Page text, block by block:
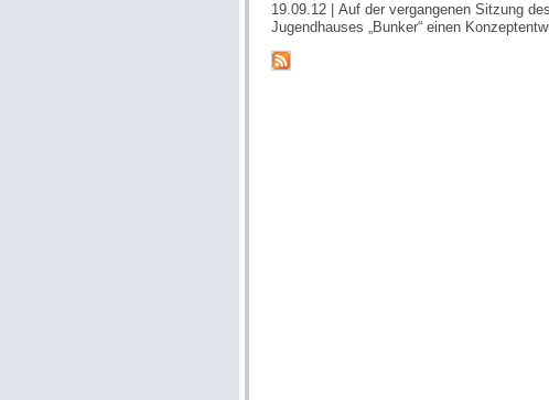
19.09.12 | Auf der vergangenen Sitzung
Jugendhauses „Bunker“ einen